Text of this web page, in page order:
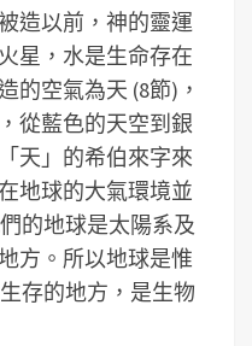
造以前，神的靈運
星，水是生命存在
的空氣為天 (8節)，
從藍色的天空到銀
天」的希伯來字來
地球的大氣環境並
的地球是太陽系及
方。所以地球是惟
存的地方，是生物